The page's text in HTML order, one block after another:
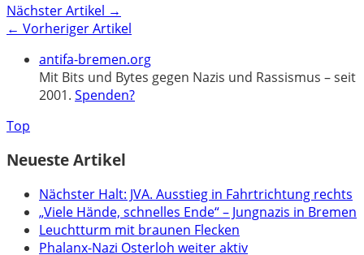
Nächster Artikel →
← Vorheriger Artikel
antifa-bremen.org
Mit Bits und Bytes gegen Nazis und Rassismus – seit
2001. Spenden?
Top
Neueste Artikel
Nächster Halt: JVA. Ausstieg in Fahrtrichtung rechts
„Viele Hände, schnelles Ende“ – Jungnazis in Bremen
Leuchtturm mit braunen Flecken
Phalanx-Nazi Osterloh weiter aktiv